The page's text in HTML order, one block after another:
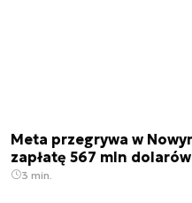
Meta przegrywa w
zapłatę 567 mln dolarów
3 min.